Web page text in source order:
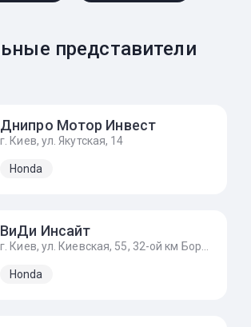
представители
Днипро Мотор Инвест
г. Киев, ул. Якутская, 14
Honda
ВиДи Инсайт
Honda